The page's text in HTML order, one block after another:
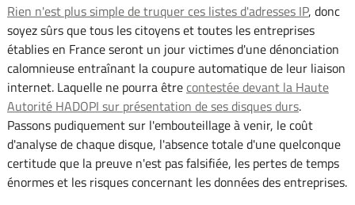
Rien n'est plus simple de truquer ces listes d'adresses IP, donc
soyez sûrs que tous les citoyens et toutes les entreprises
établies en France seront un jour victimes d'une dénonciation
calomnieuse entraînant la coupure automatique de leur liaison
internet. Laquelle ne pourra êtrecontestée devant la Haute
Autorité HADOPI sur présentation de ses disques durs.
Passons pudiquement sur l'embouteillage à venir, le coût
d'analyse de chaque disque, l'absence totale d'une quelconque
certitude que la preuve n'est pas falsifiée, les pertes de temps
énormes et les risques concernant les données des entreprises.